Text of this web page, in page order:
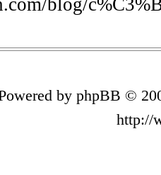
blog/
by phpBB ©
http://